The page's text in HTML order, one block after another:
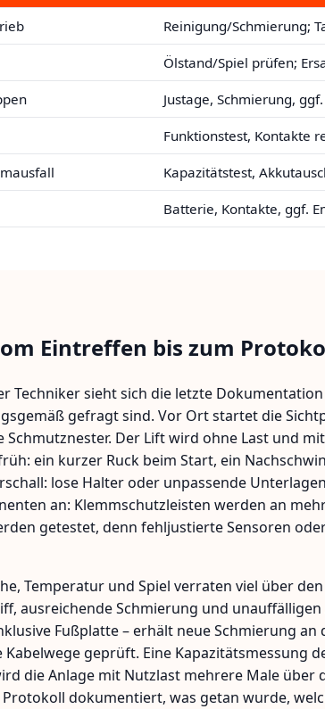
Reinigung/Schmierung;
Ölstand/Spiel prüfen;
Justage, Schmierung,
Funktionstest, Kontakte
Kapazitätstest,
Batterie, Kontakte, ggf.
Eintreffen bis zum
sieht sich die letzte
gefragt sind. Vor Ort startet die
Der Lift wird ohne Last und
ein kurzer Ruck beim Start, ein
lose Halter oder unpassende
an: Klemmschutzleisten werden an
getestet, denn fehljustierte Sensoren
Temperatur und Spiel verraten viel über
ausreichende Schmierung und
Fußplatte – erhält neue Schmierung
geprüft. Eine Kapazitätsmessung
die Anlage mit Nutzlast mehrere Male über
dokumentiert, was getan wurde,